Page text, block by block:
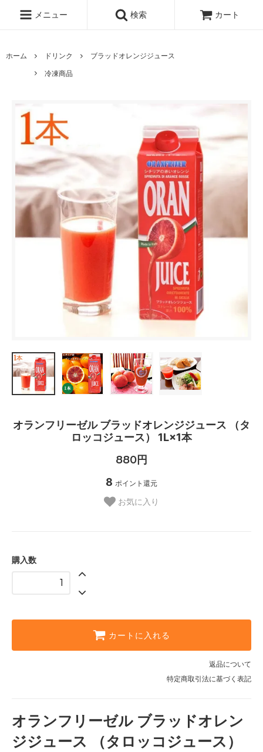
メニュー 検索 カート
ホーム ドリンク
ブラッドオレンジジュース
冷凍商品
オランフリーゼル ブラッドオレンジジュース （タ
ロッコジュース） 1L×1本
880円
8 ポイント還元
お気に入り
購入数
カートに入れる
返品について
特定商取引法に基づく表記
オランフリーゼル ブラッドオレン
ジジュース （タロッコジュース）